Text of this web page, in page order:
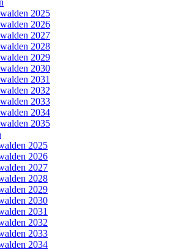
2025
2026
2027
2028
2029
2030
2031
2032
2033
2034
2035
2025
2026
2027
2028
2029
2030
2031
2032
2033
2034